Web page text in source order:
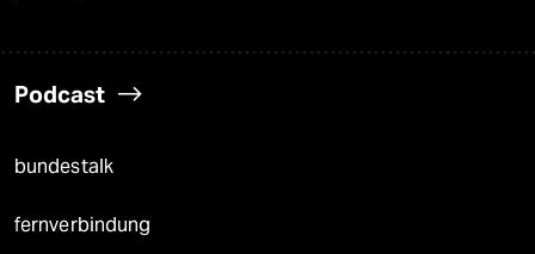
Podcast
bundestalk
fernverbindung